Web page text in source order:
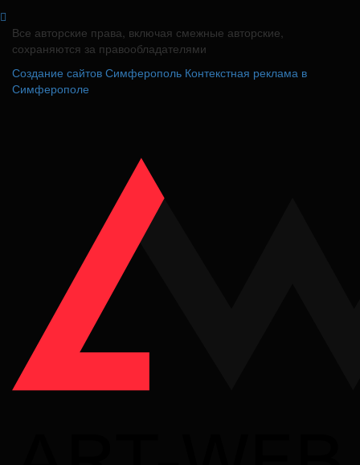
Все авторские права, включая смежные авторские,
сохраняются за правообладателями
Создание сайтов Симферополь Контекстная реклама в
Симферополе